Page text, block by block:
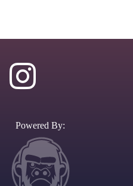
Powered By: